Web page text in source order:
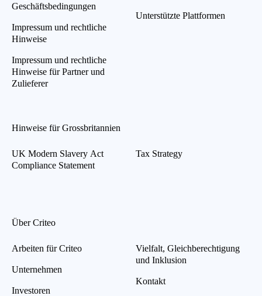
Geschäftsbedingungen
Impressum und rechtliche
Hinweise
Impressum und rechtliche
Hinweise für Partner und
Zulieferer
Unterstützte Plattformen
Hinweise für Grossbritannien
UK Modern Slavery Act
Compliance Statement
Tax Strategy
Über Criteo
Arbeiten für Criteo
Unternehmen
Investoren
Vielfalt, Gleichberechtigung
und Inklusion
Kontakt